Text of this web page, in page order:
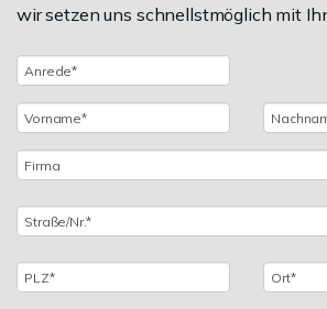
wir setzen uns schnellstmöglich mit